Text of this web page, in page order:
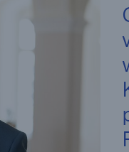
CLARA
Wartezeit bis zur
der BU-